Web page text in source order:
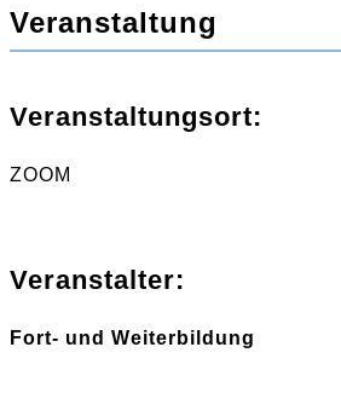
Veranstaltung
Veranstaltungsort:
ZOOM
Veranstalter:
Fort- und Weiterbildung